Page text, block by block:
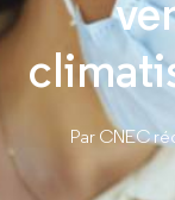
Par CNEC